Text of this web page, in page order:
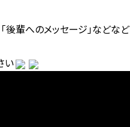
後輩へのメッセージ」などなど
い